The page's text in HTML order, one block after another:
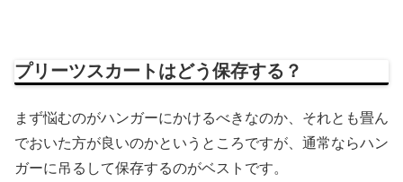
プリーツスカートはどう保存する？
まず悩むのがハンガーにかけるべきなのか、それとも畳ん
でおいた方が良いのかというところですが、通常ならハン
ガーに吊るして保存するのがベストです。